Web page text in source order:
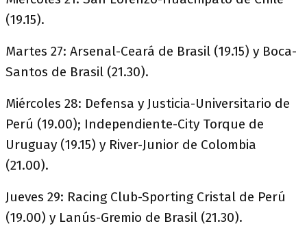
(19.15).
Martes 27: Arsenal-Ceará de Brasil (19.15) y Boca-
Santos de Brasil (21.30).
Miércoles 28: Defensa y Justicia-Universitario de
Perú (19.00); Independiente-City Torque de
Uruguay (19.15) y River-Junior de Colombia
(21.00).
Jueves 29: Racing Club-Sporting Cristal de Perú
(19.00) y Lanús-Gremio de Brasil (21.30).